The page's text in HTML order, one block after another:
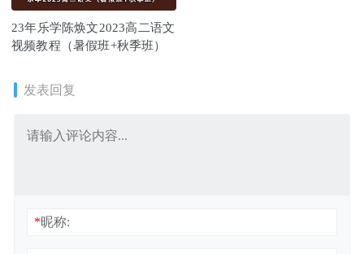
23年乐学陈焕文2023高二语文
视频教程（暑假班+秋季班）
发表回复
*昵称: